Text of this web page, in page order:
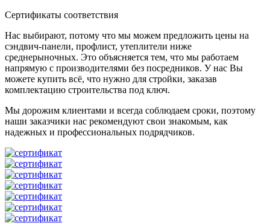
Сертификаты соответствия
Нас выбирают, потому что мы можем предложить цены на
сэндвич-панели, профлист, утеплители ниже
среднерыночных. Это объясняется тем, что мы работаем
напрямую с производителями без посредников. У нас Вы
можете купить всё, что нужно для стройки, заказав
комплектацию строительства под ключ.
Мы дорожим клиентами и всегда соблюдаем сроки, поэтому
наши заказчики нас рекомендуют свои знакомым, как
надежных и профессиональных подрядчиков.